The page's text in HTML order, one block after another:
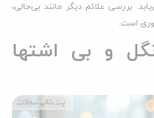
بررسی علائم دیگر مانند بی‌حالی،
است.
و بی اشتها